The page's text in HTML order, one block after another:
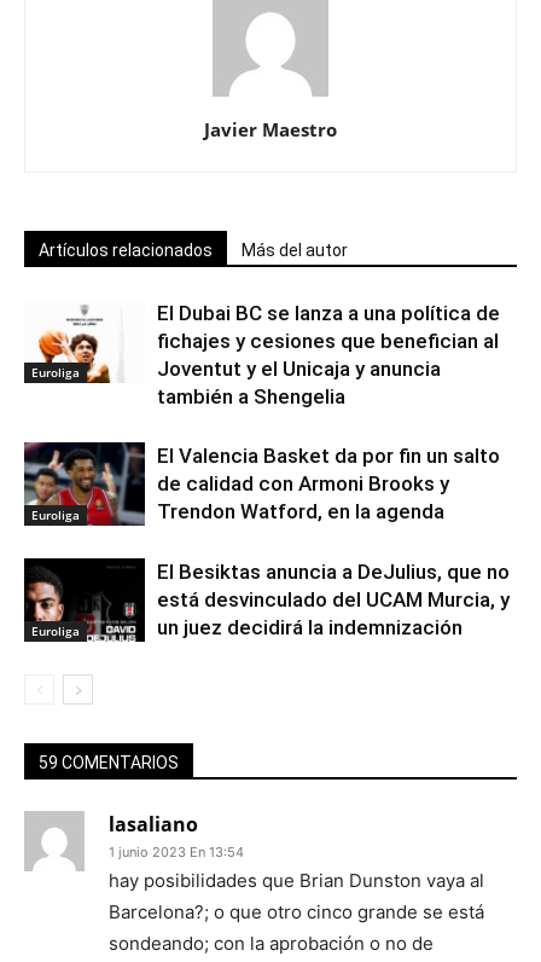
Javier Maestro
Artículos relacionados Más del autor
Euroliga
El Dubai BC se lanza a una política de
fichajes y cesiones que benefician al
Joventut y el Unicaja y anuncia
también a Shengelia
Euroliga
El Valencia Basket da por fin un salto
de calidad con Armoni Brooks y
Trendon Watford, en la agenda
Euroliga
El Besiktas anuncia a DeJulius, que no
está desvinculado del UCAM Murcia, y
un juez decidirá la indemnización
59 COMENTARIOS
lasaliano
1 junio 2023 En 13:54
hay posibilidades que Brian Dunston vaya al
Barcelona?; o que otro cinco grande se está
sondeando; con la aprobación o no de